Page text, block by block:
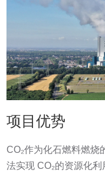
项目优势
CO₂作为化石燃料燃烧
法实现 CO₂的资源化